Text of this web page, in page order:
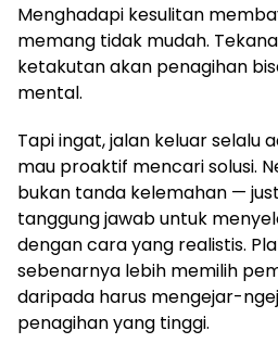
Menghadapi kesulitan
memang tidak mudah.
ketakutan akan penagihan
mental.
Tapi ingat, jalan keluar selalu
mau proaktif mencari solusi.
bukan tanda kelemahan —
tanggung jawab untuk
dengan cara yang realistis.
sebenarnya lebih memilih
daripada harus mengejar-
penagihan yang tinggi.